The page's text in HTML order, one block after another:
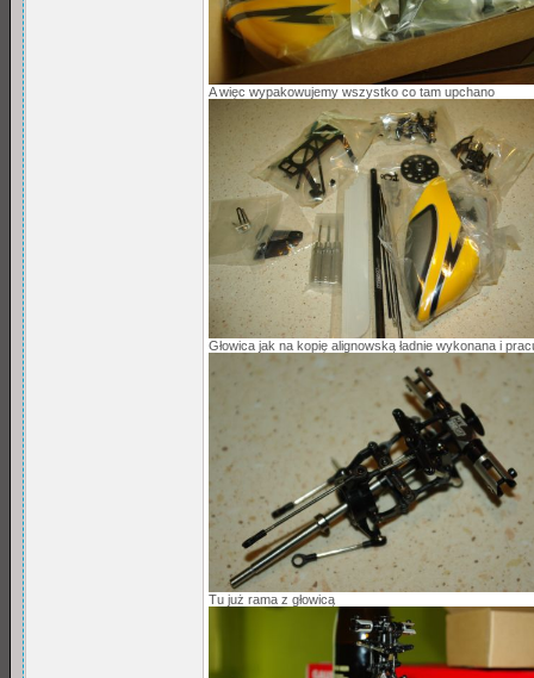
A więc wypakowujemy wszystko co tam upchano
Głowica jak na kopię alignowską ładnie wykonana i
Tu już rama z głowicą